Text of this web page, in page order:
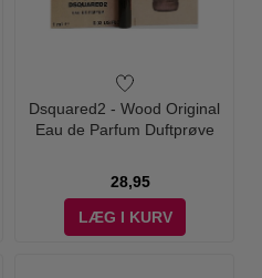
Dsquared2 - Wood Original
Eau de Parfum Duftprøve
28,95
LÆG I KURV